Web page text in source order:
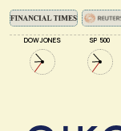
DOW JONES SP 500